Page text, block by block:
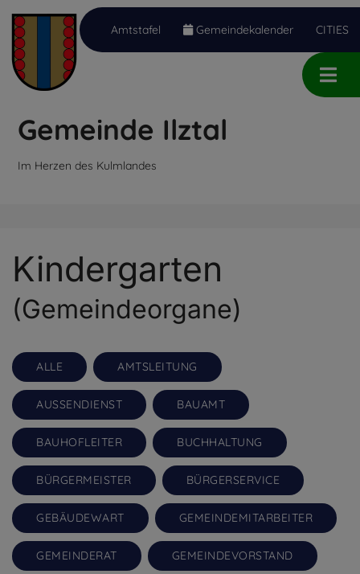
Inhalt
(Accesskey
1)
Hauptmenü
(Accesskey
2)
Quicklinks
(Accesskey
3)
Gemeinde Ilztal
Im Herzen des Kulmlandes
Amtstafel Gemeindekalender CITIES
Kindergarten
(Gemeindeorgane)
ALLE AMTSLEITUNG
AUSSENDIENST BAUAMT
BAUHOFLEITER BUCHHALTUNG
BÜRGERMEISTER BÜRGERSERVICE
GEBÄUDEWART GEMEINDEMITARBEITER
GEMEINDERAT GEMEINDEVORSTAND